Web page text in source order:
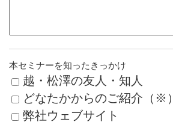
本セミナーを知ったきっかけ
越・松澤の友人・知人
どなたかからのご紹介（※）
弊社ウェブサイト